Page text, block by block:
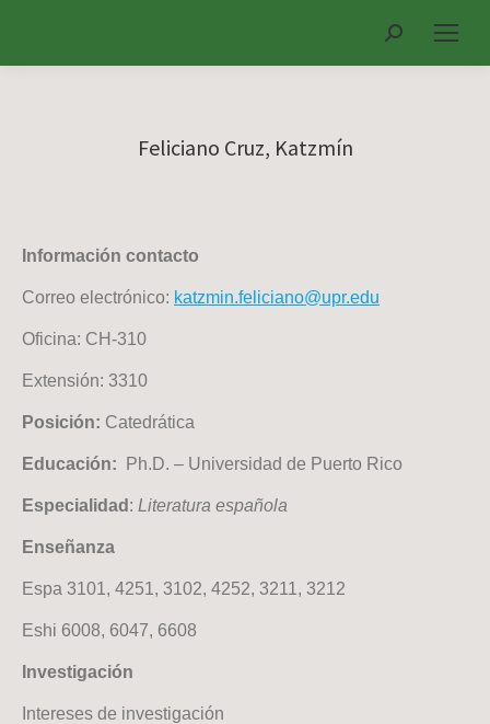
Search:
Feliciano Cruz, Katzmín
Información contacto
Correo electrónico: katzmin.feliciano@upr.edu
Oficina: CH-310
Extensión: 3310
Posición: Catedrática
Educación: Ph.D. – Universidad de Puerto Rico
Especialidad : Literatura española
Enseñanza
Espa 3101, 4251, 3102, 4252, 3211, 3212
Eshi 6008, 6047, 6608
Investigación
Intereses de investigación